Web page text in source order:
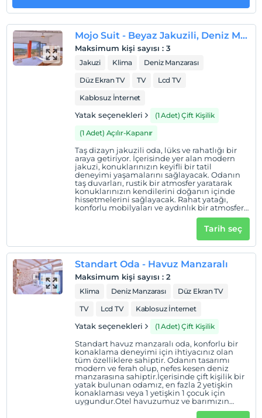
Check/out
En geç saat 11:00 ve öncesi
Evcil Hayvan
Evcil hayvan barınabilir
Tesisimizde 12 yaş altı çocuklar konaklayamaz
Mojo Suit - Beyaz Jakuzili, Deniz Manzaralı
Maksimum kişi sayısı : 3
Jakuzi Klima
Deniz Manzarası
Düz Ekran TV
TV
Lcd TV
Kablosuz İnternet
Yatak seçenekleri
(1 Adet) Çift Kişilik
(1 Adet) Açılır-Kapanır
Taş dizayn jakuzili oda, lüks ve rahatlığı bir
araya getiriyor. İçerisinde yer alan modern
jakuzi, konuklarınızın keyifli bir tatil
deneyimi yaşamalarını sağlayacak. Odanın
taş duvarları, rustik bir atmosfer yaratarak
konuklarınızın kendilerini doğanın içinde
hissetmelerini sağlayacak. Rahat yatağı,
konforlu mobilyaları ve aydınlık bir atmosferi
ile bu oda, konuklarınızın unutulmaz bir
konaklama deneyimi yaşamalarını
sağlayacak. Ayrıca, oda içerisinde yer alan
modern olanaklar sayesinde, konuklarınız
rahat bir tatil geçirecekler. Bu taş dizayn
sunarak, konuklarınızın tatillerinden en iyi
şekilde yararlanmalarına olanak tanıyacaktır.
Gün batımı manzarasını jakuzi eşliğinde
çıkarabileceğiniz özel odamız en fazla 3
konaklamalarına uygundur.
Tarih seç
Standart Oda - Havuz Manzaralı
Maksimum kişi sayısı : 2
Klima Deniz Manzarası
Düz Ekran TV
TV
Lcd TV Kablosuz İnternet
Yatak seçenekleri (1 Adet) Çift Kişilik
Standart havuz manzaralı oda, konforlu bir
konaklama deneyimi için ihtiyacınız olan
tüm özelliklere sahiptir. Odanın tasarımı
modern ve ferah olup, nefes kesen deniz
manzarasına sahiptir.İçerisinde çift kişilik bir
yatak bulunan odamız, en fazla 2 yetişkin
konaklaması veya 1 yetişkin 1 çocuk için
uygundur.Otel havuzumuz ve barımızın
yanında olan odamız eşsiz bir gün batımı